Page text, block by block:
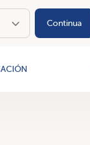
Continua